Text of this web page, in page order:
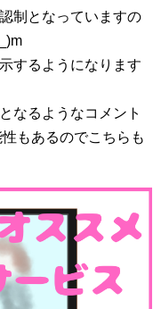
世界制服作戦 ふたりはプリキュア 美墨なぎさが発売されます！
制となっていますの
するようになります
なるようなコメント
もあるのでこちらも